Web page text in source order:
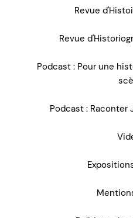
Revue
Revue
Podcast : Pour une
Podcast : Raconter